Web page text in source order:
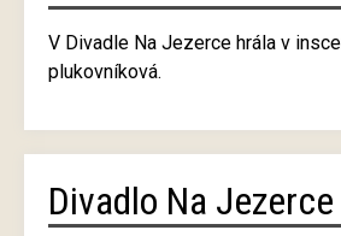
V Divadle Na Jezerce hrála v
plukovníková.
Divadlo Na Jezerce